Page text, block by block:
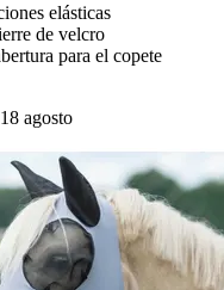
elásticas
de velcro
para el copete
agosto